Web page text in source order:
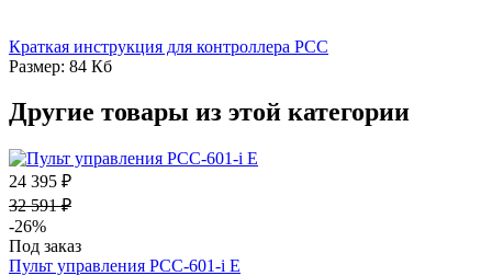
Краткая инструкция для контроллера PCC
Размер: 84 Кб
Другие товары из этой категории
24 395 ₽
32 591 ₽
-26%
Под заказ
Пульт управления PCC-601-i E